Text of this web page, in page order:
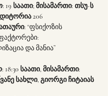
19 საათი; მისამართი: თსუ-ს
206
“ფსიქოზის
და მანია”
18:30 საათი, მისამართი:
სახლი, გიორგი ჩიტაიას